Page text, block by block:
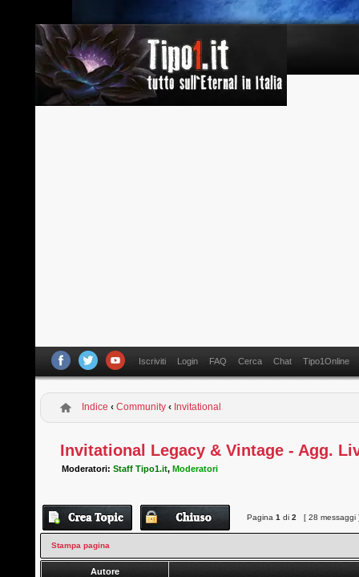
Iscriviti Login FAQ Cerca Chat Tipo1Online
Indice ‹ Community ‹ Invitational
Invitational Legacy & Vintage - Agg.
Moderatori:Staff Tipo1.it,Moderatori
Pagina1 di2 [ 28 messaggi
Stampa pagina
Autore